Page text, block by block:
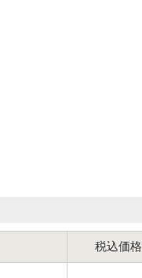
税込価格